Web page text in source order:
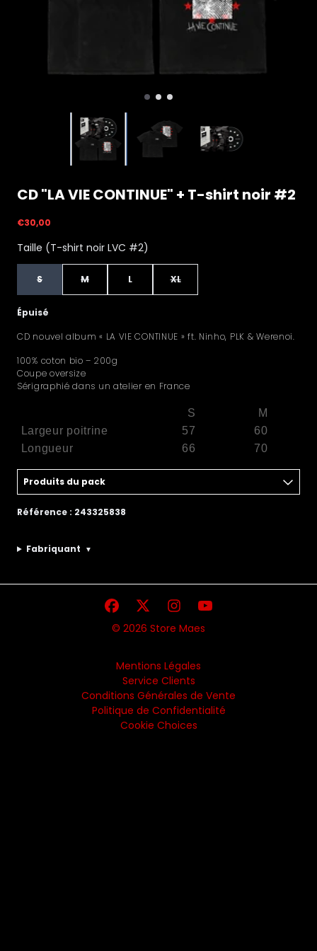
CD "LA VIE CONTINUE" + T-shirt noir #2
€30,00
Taille (T-shirt noir LVC #2)
S M L XL
Épuisé
CD nouvel album « LA VIE CONTINUE » ft. Ninho, PLK & Werenoi.
100% coton bio – 200g
Coupe oversize
Sérigraphié dans un atelier en France
S
M
Largeur poitrine
57
60
Longueur
66 70
Produits du pack
Référence : 243325838
Fabriquant ▼
© 2026 Store Maes
Mentions Légales
Service Clients
Conditions Générales de Vente
Politique de Confidentialité
Cookie Choices